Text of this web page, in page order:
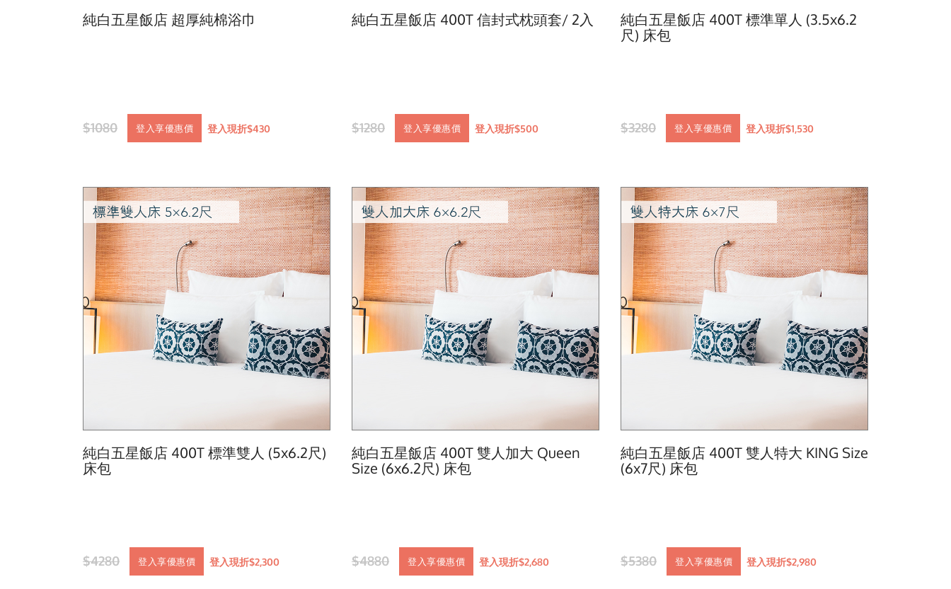
純白五星飯店 超厚純棉浴巾
$1080 登入享優惠價 登入現折$430
純白五星飯店 400T 信封式枕頭套/ 2入
$1280 登入享優惠價 登入現折$500
純白五星飯店 400T 標準單人 (3.5x6.2
尺) 床包
$3280 登入享優惠價 登入現折$1,530
純白五星飯店 400T 標準雙人 (5x6.2尺)
床包
$4280 登入享優惠價 登入現折$2,300
純白五星飯店 400T 雙人加大 Queen
Size (6x6.2尺) 床包
$4880 登入享優惠價 登入現折$2,680
純白五星飯店 400T 雙人特大 KING Size
(6x7尺) 床包
$5380 登入享優惠價 登入現折$2,980